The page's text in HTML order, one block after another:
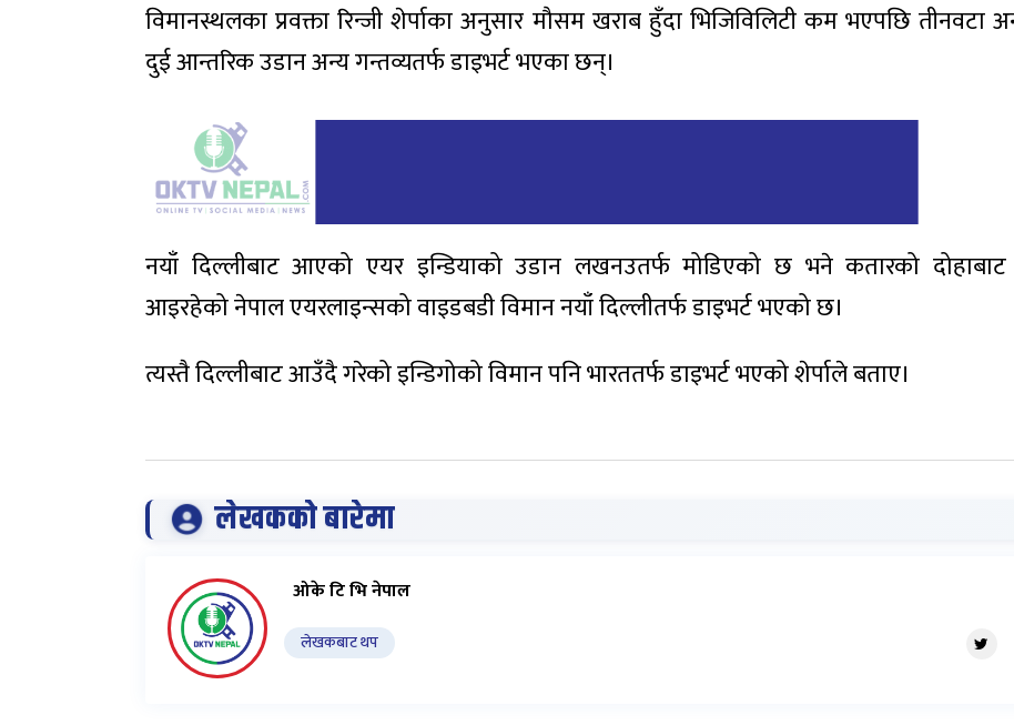
विमानस्थलका प्रवक्ता रिन्जी शेर्पाका अनुसार मौसम खराब हुँदा भिजिविलिटी कम भएपछि तीनवटा
दुई आन्तरिक उडान अन्य गन्तव्यतर्फ डाइभर्ट भएका छन्।
नयाँ दिल्लीबाट आएको एयर इन्डियाको उडान लखनउतर्फ मोडिएको छ भने कतारको दोहाबाट
आइरहेको नेपाल एयरलाइन्सको वाइडबडी विमान नयाँ दिल्लीतर्फ डाइभर्ट भएको छ।
त्यस्तै दिल्लीबाट आउँदै गरेको इन्डिगोको विमान पनि भारततर्फ डाइभर्ट भएको शेर्पाले बताए।
लेखकको बारेमा
ओके टि भि नेपाल
लेखकबाट थप